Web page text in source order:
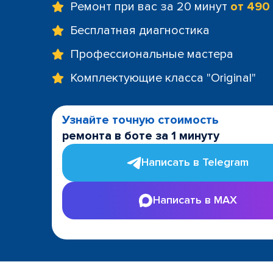
Ремонт при вас за 20 минут от
Бесплатная диагностика
Профессиональные мастера
Комплектующие класса "Original"
Узнайте точную стоимость
ремонта в боте за 1 минуту
Написать в Telegram
Написать в MAX